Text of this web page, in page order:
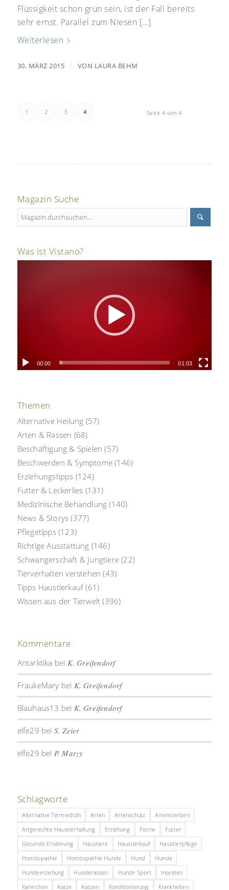
Flüssigkeit schon grün sein, ist der Fall bereits
sehr ernst. Parallel zum Niesen […]
Weiterlesen
30. MÄRZ 2015 / VON LAURA BEHM
Seite 4 von 4
1 2 3 4
Magazin Suche
Was ist Vistano?
00:00 01:03
Themen
Alternative Heilung (57)
Arten & Rassen (68)
Beschäftigung & Spielen (57)
Beschwerden & Symptome (146)
Erziehungstipps (124)
Futter & Leckerlies (131)
Medizinische Behandlung (140)
News & Storys (377)
Pflegetipps(123)
Richtige Ausstattung (146)
Schwangerschaft & Jungtiere (22)
Tierverhalten verstehen (43)
Tipps Haustierkauf (61)
Wissen aus der Tierwelt (396)
Kommentare
Antarktika bei K. Greifendorf
FraukeMary bei K. Greifendorf
Blauhaus13 bei K. Greifendorf
elfe29 bei S. Zeier
elfe29 bei P. Marzy
Schlagworte
Alternative Tiermedizin Arten Artenschutz
Artensterben
Artgerechte Haustierhaltung
Erziehung Fische
Futter
Gesunde Ernährung
Haustiere Haustierkauf
Haustierpflege
Homöopathie
Homöopathie Hunde Hund
Hunde
Hundeerziehung
Hunderassen Hunde Sport
Insekten
Kaninchen
Katze Katzen Konditionierung Krankheiten